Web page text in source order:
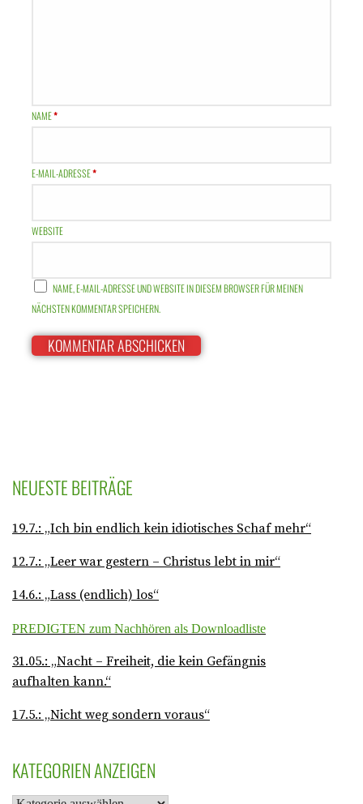
NAME*
E-MAIL-ADRESSE*
WEBSITE
NAME, E-MAIL-ADRESSE UND WEBSITE IN DIESEM BROWSER FÜR MEINEN
NÄCHSTEN KOMMENTAR SPEICHERN.
NEUESTE BEITRÄGE
19.7.: „Ich bin endlich kein idiotisches Schaf mehr“
12.7.: „Leer war gestern – Christus lebt in mir“
14.6.: „Lass (endlich) los“
PREDIGTEN zum Nachhören als Downloadliste
31.05.: „Nacht – Freiheit, die kein Gefängnis
aufhalten kann.“
17.5.: „Nicht weg sondern voraus“
KATEGORIEN ANZEIGEN